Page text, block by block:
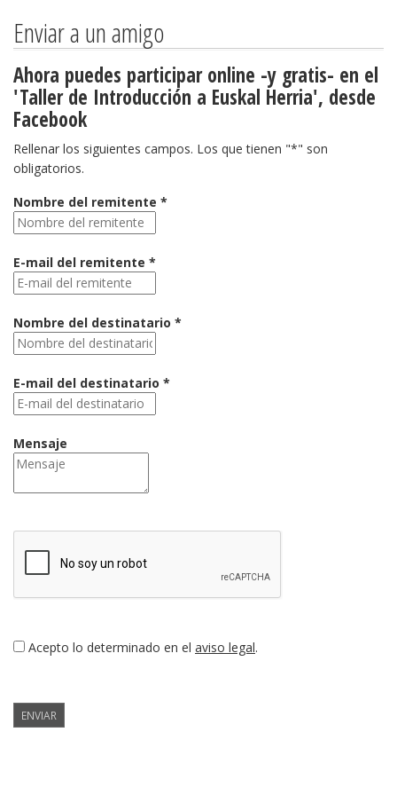
Enviar a un amigo
Ahora puedes participar online -y gratis- en el
'Taller de Introducción a Euskal Herria', desde
Facebook
Rellenar los siguientes campos. Los que tienen "*" son
obligatorios.
Nombre del remitente *
E-mail del remitente *
Nombre del destinatario *
E-mail del destinatario *
Mensaje
Acepto lo determinado en el aviso legal.
ENVIAR